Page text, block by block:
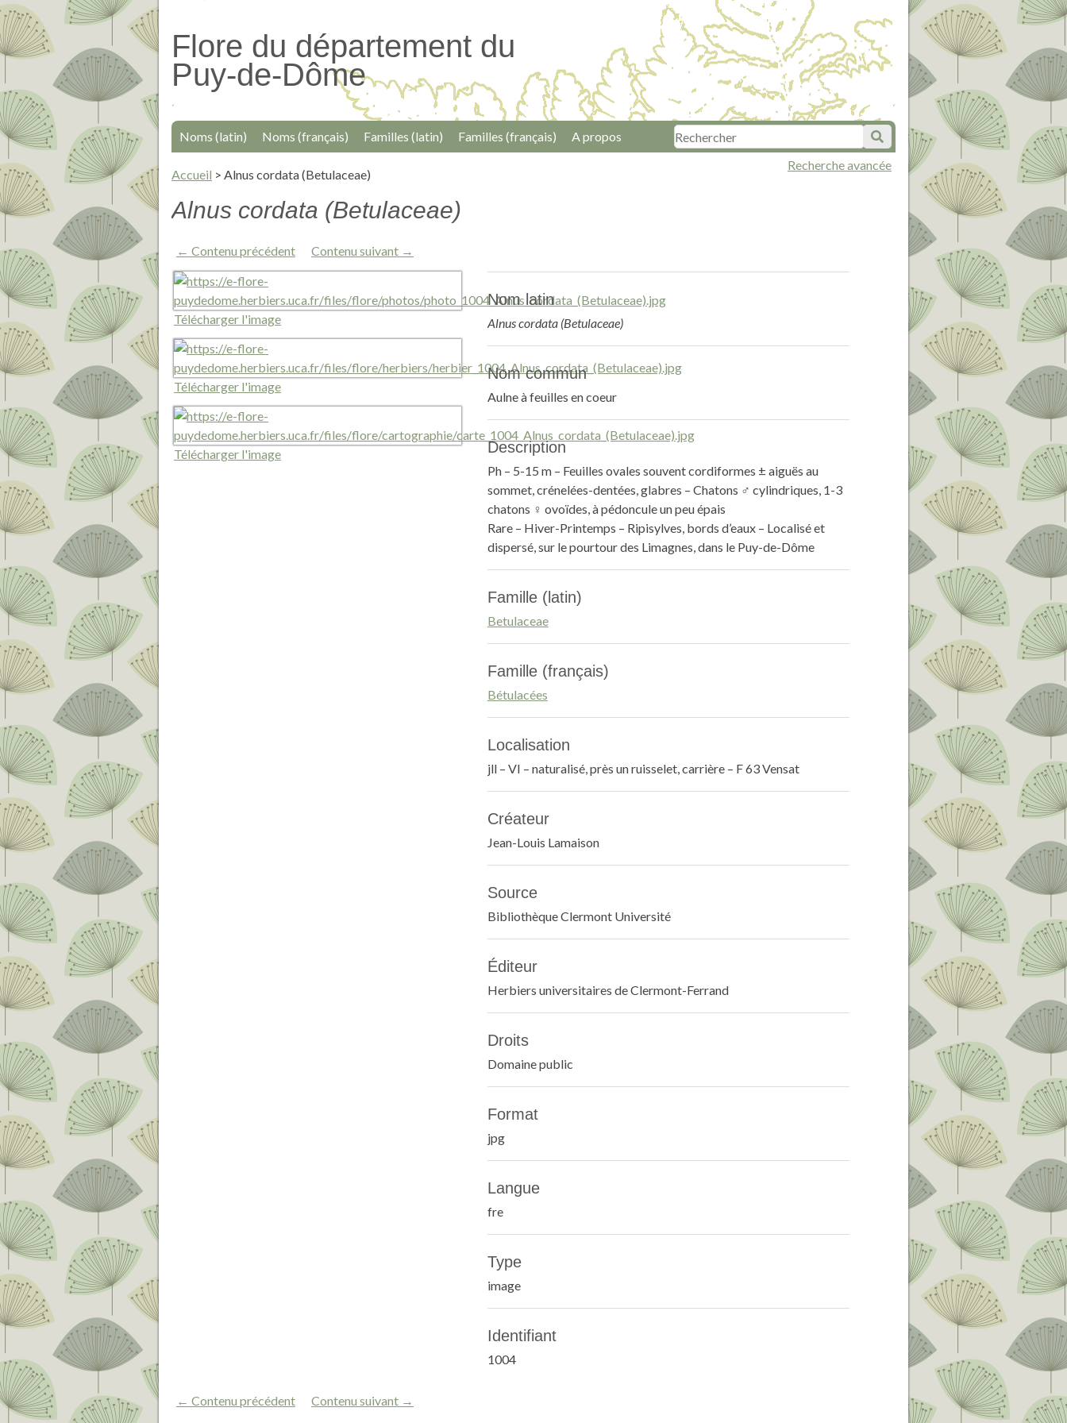
Passer
au
contenu
Flore du département du
Puy-de-Dôme
Recherche avancée
Noms (latin) Noms (français) Familles (latin) Familles (français) A propos
Accueil > Alnus cordata (Betulaceae)
Alnus cordata (Betulaceae)
← Contenu précédent Contenu suivant →
Télécharger l'image
Télécharger l'image
Télécharger l'image
Nom latin
Alnus cordata (Betulaceae)
Nom commun
Aulne à feuilles en coeur
Description
Ph – 5-15 m – Feuilles ovales souvent cordiformes ± aiguës au
sommet, crénelées-dentées, glabres – Chatons ♂ cylindriques, 1-3
chatons ♀ ovoïdes, à pédoncule un peu épais
Rare – Hiver-Printemps – Ripisylves, bords d’eaux – Localisé et
dispersé, sur le pourtour des Limagnes, dans le Puy-de-Dôme
Famille (latin)
Betulaceae
Famille (français)
Bétulacées
Localisation
jll – VI – naturalisé, près un ruisselet, carrière – F 63 Vensat
Créateur
Jean-Louis Lamaison
Source
Bibliothèque Clermont Université
Éditeur
Herbiers universitaires de Clermont-Ferrand
Droits
Domaine public
Format
jpg
Langue
fre
Type
image
Identifiant
1004
← Contenu précédent Contenu suivant →